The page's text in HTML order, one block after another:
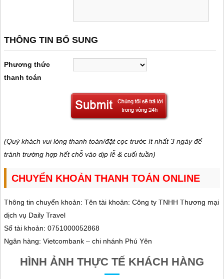
THÔNG TIN BỔ SUNG
Phương thức
thanh toán
(Quý khách vui lòng thanh toán/đặt cọc trước ít nhất 3 ngày để
tránh trường hợp hết chỗ vào dịp lễ & cuối tuần)
CHUYỂN KHOẢN THANH TOÁN ONLINE
Thông tin chuyển khoản: Tên tài khoản: Công ty TNHH Thương mại
dịch vụ Daily Travel
Số tài khoản: 0751000052868
Ngân hàng: Vietcombank – chi nhánh Phú Yên
HÌNH ẢNH THỰC TẾ KHÁCH HÀNG